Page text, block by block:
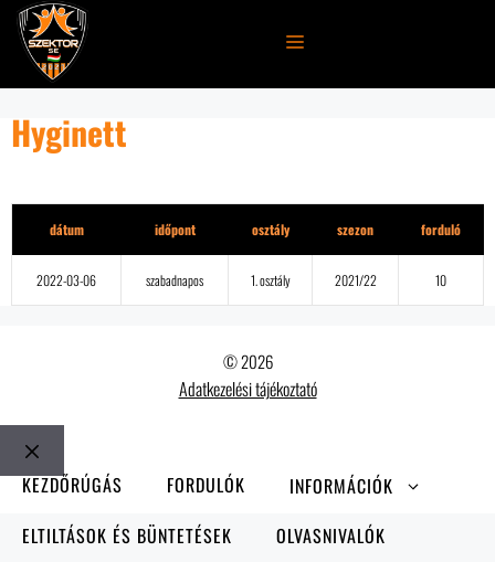
Kilépés
tartalomba
MENÜ
Hyginett
Részletek
dátum időpont osztály szezon forduló
2022-03-06 szabadnapos 1. osztály 2021/22 10
© 2026
Adatkezelési tájékoztató
Bezár
KEZDŐRÚGÁS FORDULÓK
INFORMÁCIÓK
ELTILTÁSOK ÉS BÜNTETÉSEK
OLVASNIVALÓK